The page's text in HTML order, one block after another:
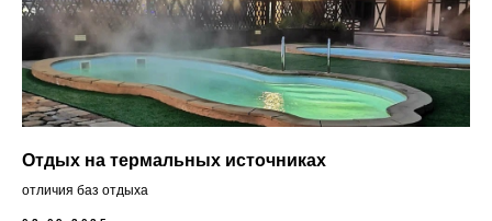
Отдых на термальных источниках
отличия баз отдыха